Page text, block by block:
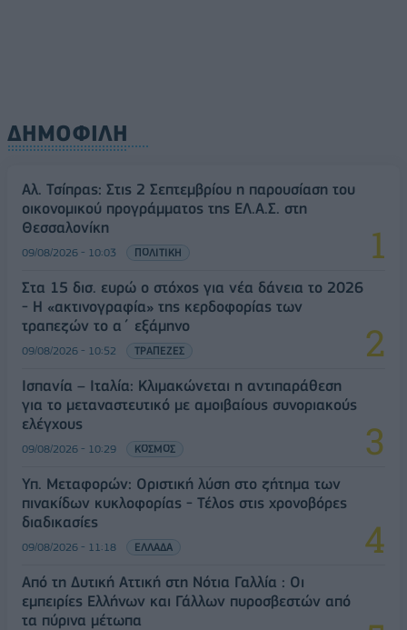
ΔΗΜΟΦΙΛΗ
Αλ. Τσίπρας: Στις 2 Σεπτεμβρίου η παρουσίαση του
οικονομικού προγράμματος της ΕΛ.Α.Σ. στη
Θεσσαλονίκη
09/08/2026 - 10:03 ΠΟΛΙΤΙΚΗ
Στα 15 δισ. ευρώ ο στόχος για νέα δάνεια το 2026
- Η «ακτινογραφία» της κερδοφορίας των
τραπεζών το α΄ εξάμηνο
09/08/2026 - 10:52 ΤΡΑΠΕΖΕΣ
Ισπανία – Ιταλία: Κλιμακώνεται η αντιπαράθεση
για το μεταναστευτικό με αμοιβαίους συνοριακούς
ελέγχους
09/08/2026 - 10:29 ΚΟΣΜΟΣ
Υπ. Μεταφορών: Οριστική λύση στο ζήτημα των
πινακίδων κυκλοφορίας - Τέλος στις χρονοβόρες
διαδικασίες
09/08/2026 - 11:18 ΕΛΛΑΔΑ
Από τη Δυτική Αττική στη Νότια Γαλλία : Οι
εμπειρίες Ελλήνων και Γάλλων πυροσβεστών από
τα πύρινα μέτωπα